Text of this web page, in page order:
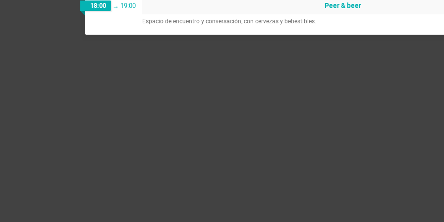
18:00 → 19:00 Peer & beer
Espacio de encuentro y conversación, con cervezas y bebestibles.